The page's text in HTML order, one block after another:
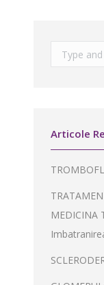
Search:
Articole
MEDICINA